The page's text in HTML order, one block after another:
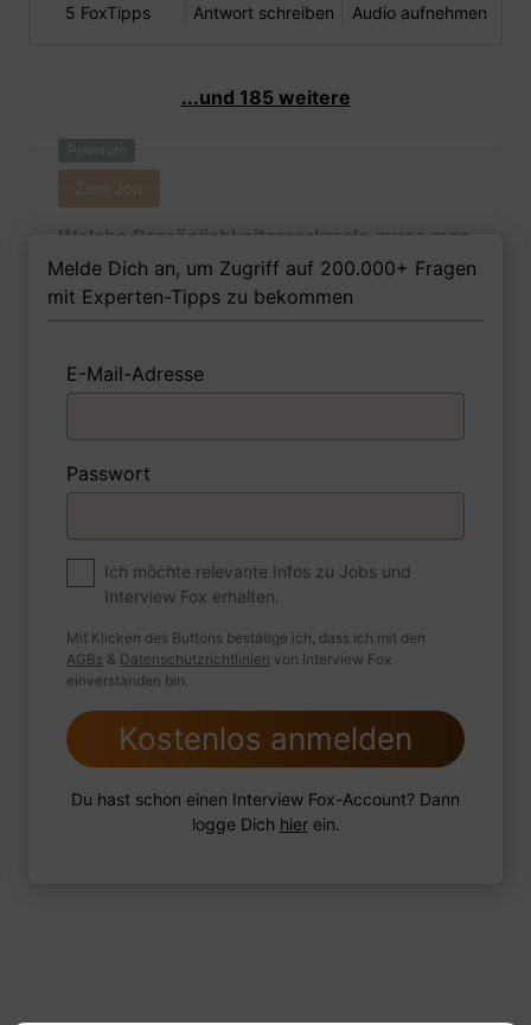
5 FoxTipps Antwort schreiben Audio aufnehmen
...und 185 weitere
Premium
Zum Job
Welche Persönlichkeitsmerkmale muss man
als Musikpädagogin Ihrer Meinung nach
besitzen, um in dem Job erfolgreich zu
sein?
1 FoxTipp Antwort schreiben Audio aufnehmen
Wie sind Sie mit einer Situation
umgegangen, in der Sie einen
leistungsschwachen Mitarbeiter hatten?
Melde Dich an, um Zugriff auf 200.000+ Fragen
mit Experten-Tipps zu bekommen
E-Mail-Adresse
Passwort
Ich möchte relevante Infos zu Jobs und
Interview Fox erhalten.
Mit Klicken des Buttons bestätige ich, dass ich mit den
AGBs & Datenschutzrichtlinien von Interview Fox
einverstanden bin.
Kostenlos anmelden
Du hast schon einen Interview Fox-Account? Dann
logge Dich hierein.